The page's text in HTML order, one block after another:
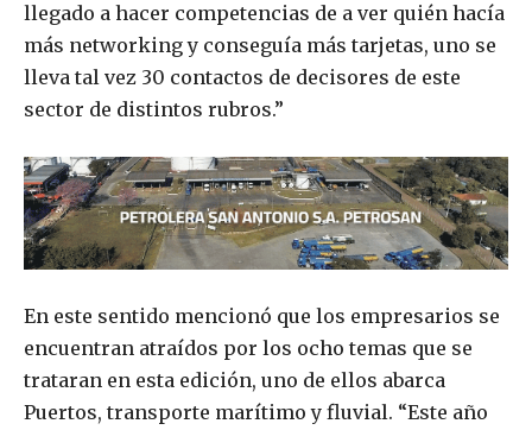
llegado a hacer competencias de a ver quién hacía
más networking y conseguía más tarjetas, uno se
lleva tal vez 30 contactos de decisores de este
sector de distintos rubros.”
En este sentido mencionó que los empresarios se
encuentran atraídos por los ocho temas que se
trataran en esta edición, uno de ellos abarca
Puertos, transporte marítimo y fluvial. “Este año